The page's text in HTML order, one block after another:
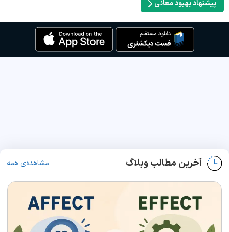
پیشنهاد بهبود معانی
آخرین مطالب وبلاگ مشاهده‌ی همه